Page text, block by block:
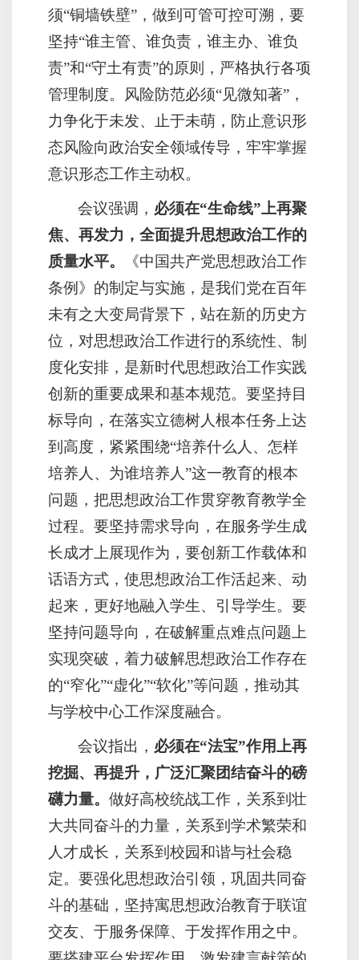
须“铜墙铁壁”，做到可管可控可溯，要
坚持“谁主管、谁负责，谁主办、谁负
责”和“守土有责”的原则，严格执行各项
管理制度。风险防范必须“见微知著”，
力争化于未发、止于未萌，防止意识形
态风险向政治安全领域传导，牢牢掌握
意识形态工作主动权。
会议强调， 必须在“生命线”上再聚
焦、再发力，全面提升思想政治工作的
质量水平。
《中国共产党思想政治工作
条例》的制定与实施，是我们党在百年
未有之大变局背景下，站在新的历史方
位，对思想政治工作进行的系统性、制
度化安排，是新时代思想政治工作实践
创新的重要成果和基本规范。要坚持目
标导向，在落实立德树人根本任务上达
到高度，紧紧围绕“培养什么人、怎样
培养人、为谁培养人”这一教育的根本
问题，把思想政治工作贯穿教育教学全
过程。要坚持需求导向，在服务学生成
长成才上展现作为，要创新工作载体和
话语方式，使思想政治工作活起来、动
起来，更好地融入学生、引导学生。要
坚持问题导向，在破解重点难点问题上
实现突破，着力破解思想政治工作存在
的“窄化”“虚化”“软化”等问题，推动其
与学校中心工作深度融合。
会议指出， 必须在“法宝”作用上再
挖掘、再提升，广泛汇聚团结奋斗的磅
礴力量。 做好高校统战工作，关系到壮
大共同奋斗的力量，关系到学术繁荣和
人才成长，关系到校园和谐与社会稳
定。要强化思想政治引领，巩固共同奋
斗的基础，坚持寓思想政治教育于联谊
交友、于服务保障、于发挥作用之中。